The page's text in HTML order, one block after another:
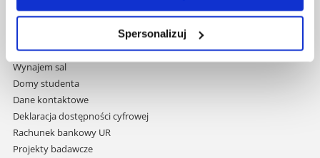
Spersonalizuj
Fundusze strukturalne
Projekty współfinansowane przez UE
Projekty realizowane z KPO
Wynajem sal
Domy studenta
Dane kontaktowe
Deklaracja dostępności cyfrowej
Rachunek bankowy UR
Projekty badawcze